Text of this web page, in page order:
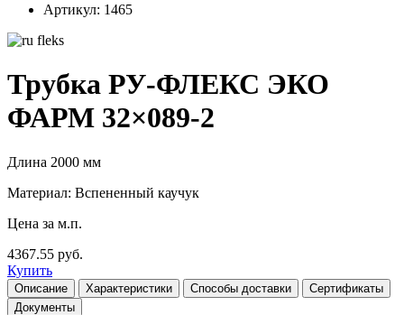
Артикул: 1465
Трубка РУ-ФЛЕКС ЭКО
ФАРМ 32×089-2
Длина 2000 мм
Материал: Вспененный каучук
Цена за м.п.
4367.55 руб.
Купить
Описание Характеристики Способы доставки
Сертификаты
Документы